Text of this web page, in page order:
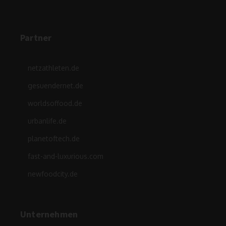
Partner
netzathleten.de
gesuendernet.de
worldsoffood.de
urbanlife.de
planetoftech.de
fast-and-luxurious.com
newfoodcity.de
Unternehmen